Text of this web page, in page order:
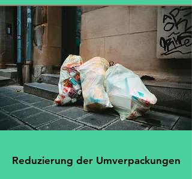
Reduzierung der Umverpackungen
Reduzierung der Umverpackungen